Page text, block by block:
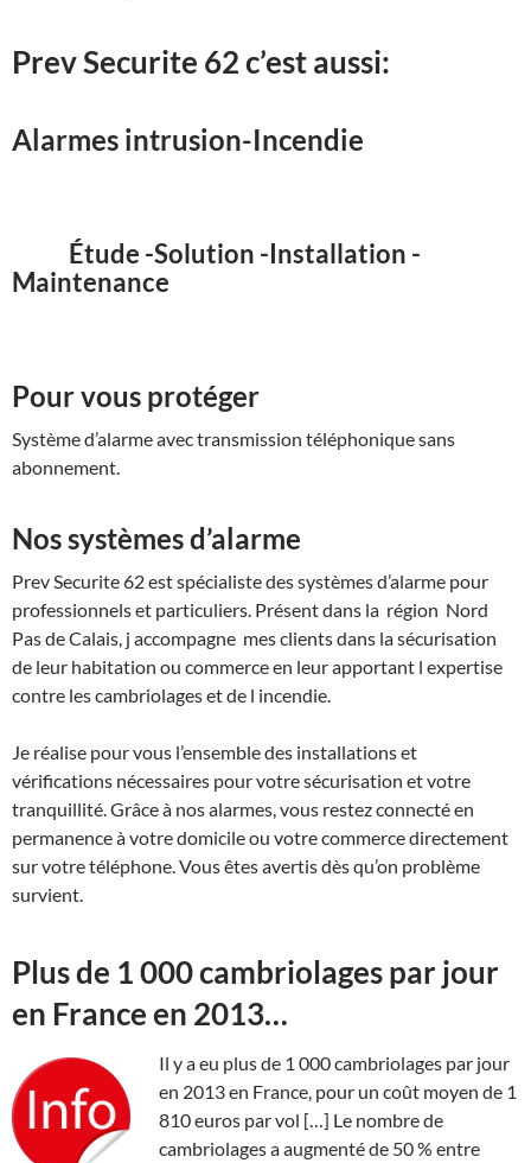
Prev Securite 62 c’est aussi:
Alarmes intrusion-Incendie
Étude -Solution -Installation -
Maintenance
Pour vous protéger
Système d’alarme avec transmission téléphonique sans
abonnement.
Nos systèmes d’alarme
Prev Securite 62 est spécialiste des systèmes d’alarme pour
professionnels et particuliers. Présent dans la région Nord
Pas de Calais, j accompagne mes clients dans la sécurisation
de leur habitation ou commerce en leur apportant l expertise
contre les cambriolages et de l incendie.
Je réalise pour vous l’ensemble des installations et
vérifications nécessaires pour votre sécurisation et votre
tranquillité. Grâce à nos alarmes, vous restez connecté en
permanence à votre domicile ou votre commerce directement
sur votre téléphone. Vous êtes avertis dès qu’on problème
survient.
Plus de 1 000 cambriolages par jour
en France en 2013…
Il y a eu plus de 1 000 cambriolages par jour
en 2013 en France, pour un coût moyen de 1
810 euros par vol […] Le nombre de
cambriolages a augmenté de 50 % entre